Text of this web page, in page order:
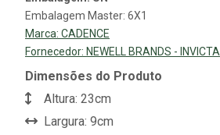
Embalagem Master: 6X1
Marca: CADENCE
Fornecedor: NEWELL BRANDS - INVICTA
Dimensões do Produto
Altura: 23cm
Largura: 9cm